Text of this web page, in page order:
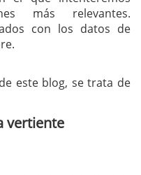
más relevantes.
con los datos de
este blog, se trata de
vertiente